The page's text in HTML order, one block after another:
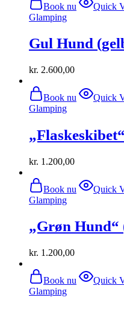
Book nu
Quick
Glamping
Gul Hund
kr. 2.600,00
Book nu
Quick
Glamping
kr. 1.200,00
Book nu
Quick
Glamping
„Grøn Hund“
kr. 1.200,00
Book nu
Quick
Glamping